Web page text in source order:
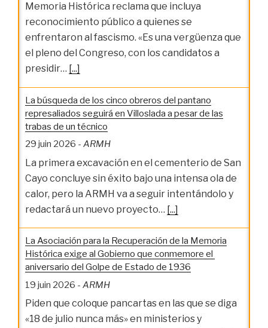
Memoria Histórica reclama que incluya
reconocimiento público a quienes se
enfrentaron al fascismo. «Es una vergüenza que
el pleno del Congreso, con los candidatos a
presidir… [...]
La búsqueda de los cinco obreros del pantano
represaliados seguirá en Villoslada a pesar de las
trabas de un técnico
29 juin 2026 - ARMH
La primera excavación en el cementerio de San
Cayo concluye sin éxito bajo una intensa ola de
calor, pero la ARMH va a seguir intentándolo y
redactará un nuevo proyecto… [...]
La Asociación para la Recuperación de la Memoria
Histórica exige al Gobierno que conmemore el
aniversario del Golpe de Estado de 1936
19 juin 2026 - ARMH
Piden que coloque pancartas en las que se diga
«18 de julio nunca más» en ministerios y